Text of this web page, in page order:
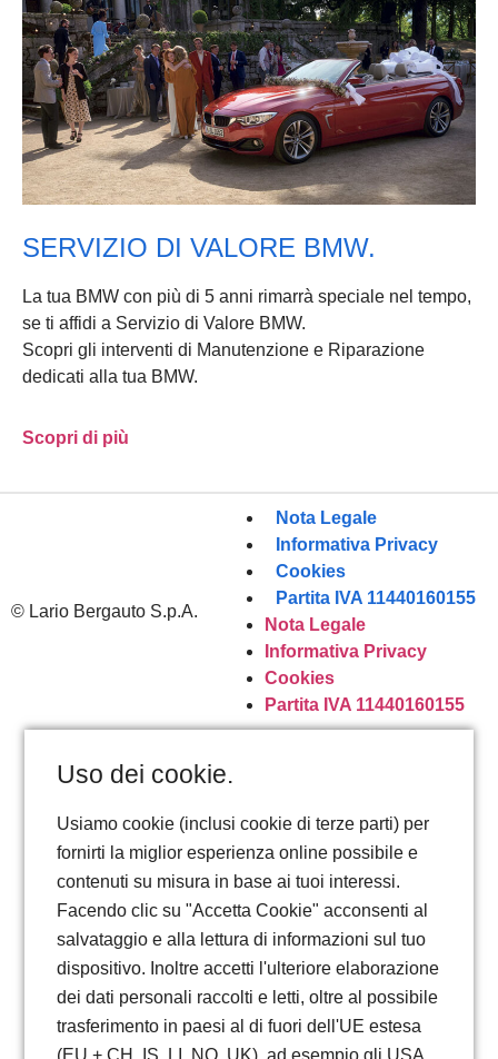
Uso dei cookie.
Usiamo cookie (inclusi cookie di terze parti) per
fornirti la miglior esperienza online possibile e
contenuti su misura in base ai tuoi interessi.
Facendo clic su "Accetta Cookie" acconsenti al
salvataggio e alla lettura di informazioni sul tuo
dispositivo. Inoltre accetti l'ulteriore elaborazione
dei dati personali raccolti e letti, oltre al possibile
trasferimento in paesi al di fuori dell'UE estesa
(EU + CH, IS, LI, NO, UK), ad esempio gli USA.
SERVIZIO DI VALORE BMW.
La tua BMW con più di 5 anni rimarrà speciale nel tempo,
se ti affidi a Servizio di Valore BMW.
Scopri gli interventi di Manutenzione e Riparazione
dedicati alla tua BMW.
Scopri di più
Lario Bergauto S.p.A.
Nota Legale
Informativa Privacy
Cookies
Partita IVA 11440160155
Nota Legale
Informativa Privacy
Cookies
Partita IVA 11440160155